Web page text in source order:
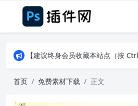
【建议终身会员收藏本站点（按 Ctrl + D）】PS插件网工作
【建议终身会员收藏本站点（按 Ctrl + D）】PS插件网工作
首页 免费素材下载 正文